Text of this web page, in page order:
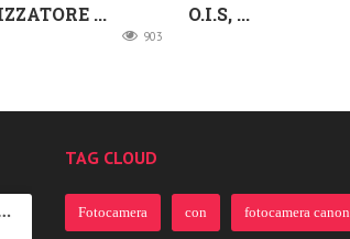
...
903
O.I.S, ...
TAG CLOUD
Fotocamera con fotocamera canon